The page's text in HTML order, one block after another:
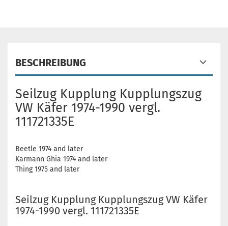
BESCHREIBUNG
Seilzug Kupplung Kupplungszug
VW Käfer 1974-1990 vergl.
111721335E
Beetle 1974 and later
Karmann Ghia 1974 and later
Thing 1975 and later
Seilzug Kupplung Kupplungszug VW Käfer
1974-1990 vergl. 111721335E